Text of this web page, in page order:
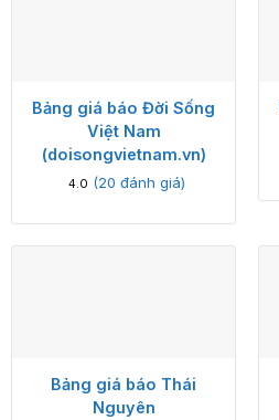
Bảng giá báo Đời Sống
Việt Nam
(doisongvietnam.vn)
4.0 (20 đánh giá)
Bảng giá báo Thái
Nguyên